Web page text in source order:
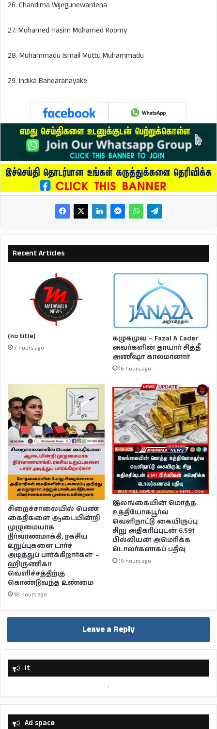
26. Chandima Wijegunewardena
27. Mohamed Hasim Mohamed Roomy
28. Muhammadu Ismail Muttu Muhammadu
29. Indika Bandaranayake
Recent Articles
(no title)
7 hours ago
கழுகமுவ – Fazal A Cader
அவர்களின் தாயார் சித்தீ
அணீஷா காலமானார்
16 hours ago
சிறைச்சாலையில் பெண்
கைதிகளை ஆடையின்றி
முழுமையாக
நிர்வாணமாக்கி, ரகசிய
உறுப்புகளை டார்ச்
அடித்துப் பார்க்கிறார்கள்’ –
ஹிருணிகா
வெளிச்சத்திற்கு
கொண்டுவந்த உண்மை
18 hours ago
இலங்கையின் மொத்த
உத்தியோகபூர்வ
வெளிநாட்டு கையிருப்பு
சிறு அதிகரிப்புடன் 6.591
பில்லியன் அமெரிக்க
டொலர்களாகப் பதிவு
19 hours ago
Leave a Reply
it
Ad space